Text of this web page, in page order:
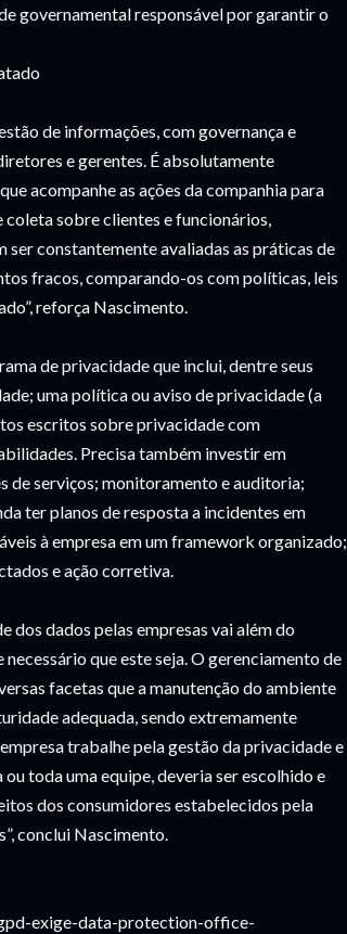
governamental responsável por garantir o
de informações, com governança e
e gerentes. É absolutamente
acompanhe as ações da companhia para
sobre clientes e funcionários,
constantemente avaliadas as práticas de
fracos, comparando-os com políticas, leis
reforça Nascimento.
de privacidade que inclui, dentre seus
uma política ou aviso de privacidade (a
escritos sobre privacidade com
Precisa também investir em
de serviços; monitoramento e auditoria;
ter planos de resposta a incidentes em
à empresa em um framework organizado;
e ação corretiva.
dos dados pelas empresas vai além do
que este seja. O gerenciamento de
facetas que a manutenção do ambiente
adequada, sendo extremamente
trabalhe pela gestão da privacidade e
toda uma equipe, deveria ser escolhido e
dos consumidores estabelecidos pela
conclui Nascimento.
exige-data-protection-office-